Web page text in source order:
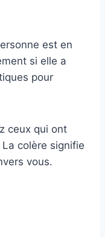
est en
si elle a
pour
ceux qui ont
colère signifie
vous.